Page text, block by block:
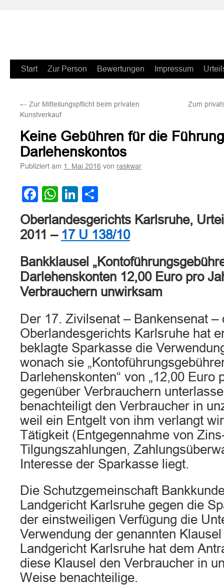
Zum
springen
Start Zur Person Bewertungen Impressum
← Zur Mitteilungspflicht beim privaten
Kunstverkauf
Zum
Keine Gebühren für die
Darlehenskontos
Publiziert am 1. Mai 2016 von raskwar
Facebook
WhatsApp
LinkedIn
Oberlandesgerichts Karlsruhe,
2011 – 17 U 138/10
Bankklausel
Darlehenskonten 12,00 Euro pro
Verbrauchern unwirksam
Der 17. Zivilsenat – Bankensenat –
Oberlandesgerichts Karlsruhe hat
beklagte Sparkasse die
wonach sie
Darlehenskonten“ von „12,00 Euro
gegenüber Verbrauchern
benachteiligt den Verbraucher in
weil ein Entgelt von ihm verlangt
Tätigkeit (Entgegennahme von
Tilgungszahlungen,
Interesse der Sparkasse liegt.
Die Schutzgemeinschaft
Landgericht Karlsruhe gegen die
der einstweiligen Verfügung die
Verwendung der genannten
Landgericht Karlsruhe hat dem
diese Klausel den Verbraucher in
Weise benachteilige.